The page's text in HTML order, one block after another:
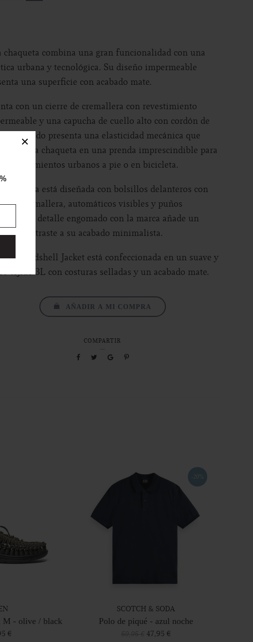
×
chaqueta combina una gran funcionalidad con una
urbana y tecnológica. Su diseño impermeable
una superficie con acabado mate.
con un cierre de cremallera con revestimiento
y una capucha de cuello alto con cordón de
El tejido presenta una elasticidad mecánica que
esta chaqueta en una prenda imprescindible para
urbanos a pie o en bicicleta.
chaqueta está diseñada con bolsillos delanteros con
de cremallera, automáticos visibles y puños
Un detalle engomado con la marca añade un
de contraste a su acabado minimalista.
Hardshell Jacket está confeccionada en un suave y
tejido 3L con costuras selladas y un acabado mate.
AÑADIR A MI COMPRA
COMPARTIR
M - olive / black
€
-20%
SCOTCH & SODA
Polo de piqué - azul noche
47,95 €